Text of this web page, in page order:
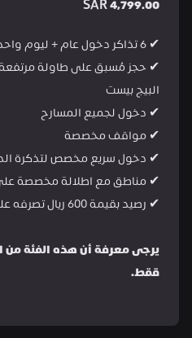
SAR 4,799.00
✔ 6 تذاكر دخول عام + ليوم واحد للمهرجان (للبنات فقط)
البيج بيست
✔ دخول لجميع المسارح
✔ مواقف مخصصة
✔ دخول سريع مخصص لتذكرة
✔ مناطق مع اطلالة مخصصة
✔ رصيد بقيمة 600 ريال تصرفه على الطاولة
ققط.